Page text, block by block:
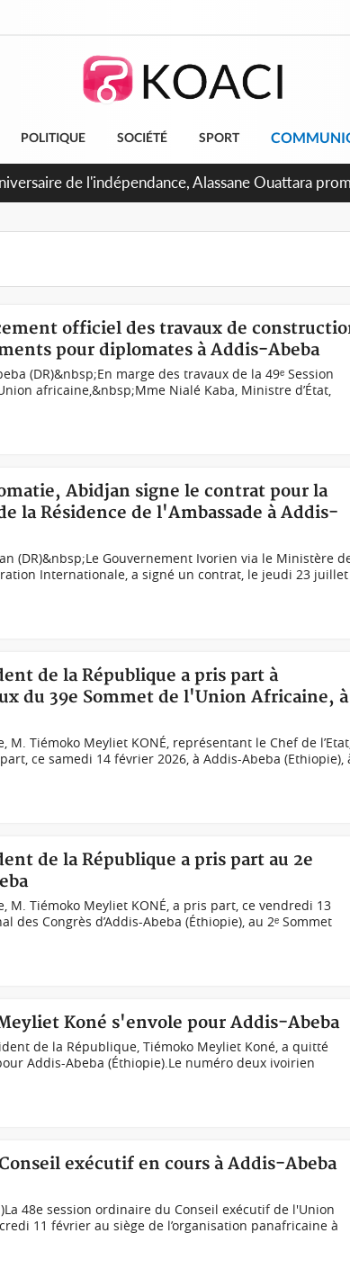
POLITIQUE SOCIÉTÉ SPORT
de l'indépendance, Alassane Ouattara
officiel des travaux de
pour diplomates à Addis-Abeba
(DR)&nbsp;En marge des travaux de la 49ᵉ Session
africaine,&nbsp;Mme Nialé Kaba, Ministre d’État,
Abidjan signe le contrat pour la
la Résidence de l'Ambassade à Addis-
(DR)&nbsp;Le Gouvernement Ivorien via le Ministère
Internationale, a signé un contrat, le jeudi 23 juillet
de la République a pris part à
du 39e Sommet de l'Union Africaine, à
M. Tiémoko Meyliet KONÉ, représentant le Chef de
ce samedi 14 février 2026, à Addis-Abeba (Ethiopie),
de la République a pris part au 2e
M. Tiémoko Meyliet KONÉ, a pris part, ce vendredi 13
des Congrès d’Addis-Abeba (Éthiopie), au 2ᵉ Sommet
Koné s'envole pour Addis-Abeba
de la République, Tiémoko Meyliet Koné, a quitté
Addis-Abeba (Éthiopie).Le numéro deux ivoirien
exécutif en cours à Addis-Abeba
48e session ordinaire du Conseil exécutif de l'Union
11 février au siège de l’organisation panafricaine à